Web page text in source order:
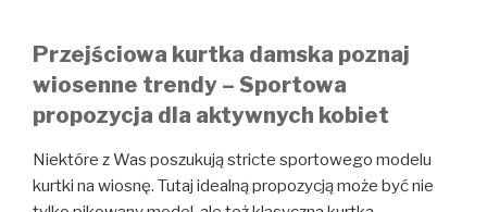
Przejściowa kurtka damska poznaj
wiosenne trendy – Sportowa
propozycja dla aktywnych kobiet
Niektóre z Was poszukują stricte sportowego modelu
kurtki na wiosnę. Tutaj idealną propozycją może być nie